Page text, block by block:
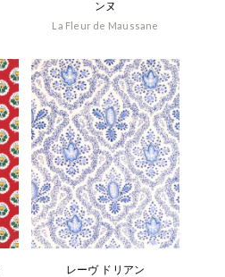
ンヌ
La Fleur de Maussane
レーヴ ドリアン